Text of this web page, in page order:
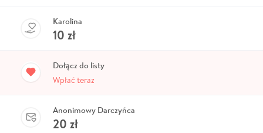
Karolina
10 zł
Dołącz do listy
Wpłać teraz
Anonimowy Darczyńca
20 zł